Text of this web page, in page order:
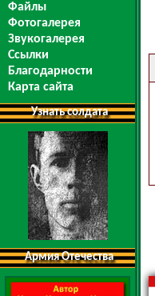
Файлы
Фотогалерея
Звукогалерея
Ссылки
Благодарности
Карта сайта
Узнать солдата
Армия Отечества